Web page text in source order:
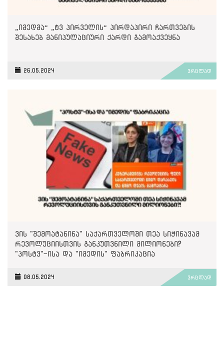
„იმედმა“ „ტვ პირველის“ პირდაპირი ჩართვების
შესახებ მანიპულაციური ქარდი გამოაქვეყნა
26.05.2024 ვრცლად
ვის "შემოატანინა" საქართველოში თეა სიჭინავამ
რევოლუციისთვის განკუთვნილი მილიონები?
"პოსტვ"-ისა და "იმედის" ფაბრიკაცია
08.05.2024 ვრცლად